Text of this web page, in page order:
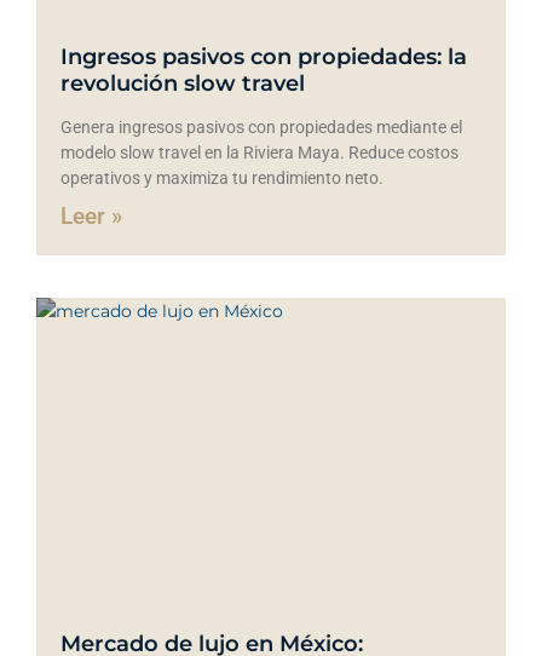
Ingresos pasivos con propiedades: la
revolución slow travel
Genera ingresos pasivos con propiedades mediante el
modelo slow travel en la Riviera Maya. Reduce costos
operativos y maximiza tu rendimiento neto.
Leer »
Mercado de lujo en México: